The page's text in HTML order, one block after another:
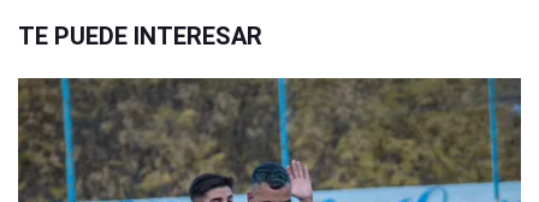
TE PUEDE INTERESAR